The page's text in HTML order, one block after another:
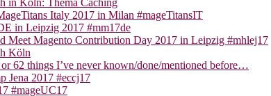
in Köln: Thema Caching
Italy 2017 in Milan #mageTitansIT
in Leipzig 2017 #mm17de
Meet Magento Contribution Day 2017 in Leipzig #mhlej17
Köln
62 things I’ve never known/done/mentioned before…
Jena 2017 #eccj17
#mageUC17